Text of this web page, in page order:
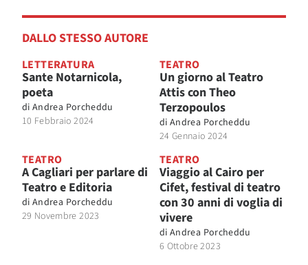
DALLO STESSO AUTORE
LETTERATURA
Sante Notarnicola,
poeta
di Andrea Porcheddu
10 Febbraio 2024
TEATRO
Un giorno al Teatro
Attis con Theo
Terzopoulos
di Andrea Porcheddu
24 Gennaio 2024
TEATRO
A Cagliari per parlare di
Teatro e Editoria
di Andrea Porcheddu
29 Novembre 2023
TEATRO
Viaggio al Cairo per
Cifet, festival di teatro
con 30 anni di voglia di
vivere
di Andrea Porcheddu
6 Ottobre 2023